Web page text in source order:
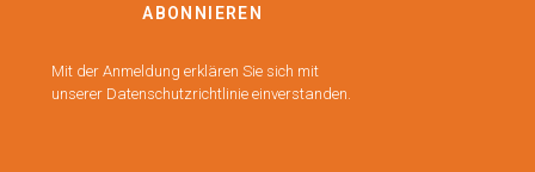
ABONNIEREN
Mit der Anmeldung erklären Sie sich mit
unserer Datenschutzrichtlinie einverstanden.